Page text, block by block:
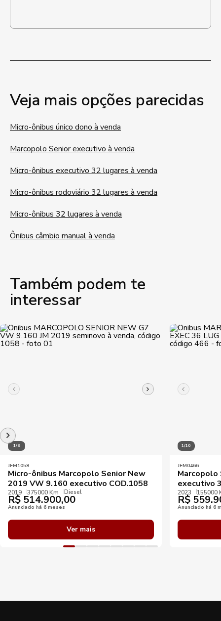
Veja mais opções parecidas
Micro-ônibus único dono à venda
Marcopolo Senior executivo à venda
Micro-ônibus executivo 32 lugares à venda
Micro-ônibus rodoviário 32 lugares à venda
Micro-ônibus 32 lugares à venda
Ônibus câmbio manual à venda
Também podem te
interessar
1/8
JEM1058
Micro-ônibus Marcopolo Senior New
2019 VW 9.160 executivo COD.1058
2019 375000 Km Diesel
R$ 514.900,00
Anunciado há 6 meses
Ver mais
1/10
JEM0466
Marcopolo
executivo
2023 155000
R$
Anunciado há 6